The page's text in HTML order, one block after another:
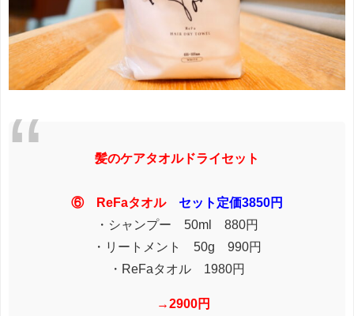
髪のケアタオルドライセット
⑥ ReFaタオル セット定価3850円
・シャンプー 50ml 880円
・リートメント 50g 990円
・ReFaタオル 1980円
→2900円